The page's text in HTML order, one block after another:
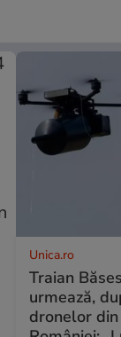
Unica.ro
Traian
urmează,
dronelor